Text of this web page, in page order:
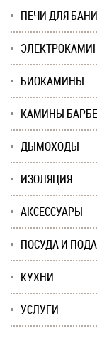
ПЕЧИ ДЛЯ БАНИ
БИОКАМИНЫ
КАМИНЫ
ДЫМОХОДЫ
ИЗОЛЯЦИЯ
АКСЕССУАРЫ
ПОСУДА И
КУХНИ
УСЛУГИ